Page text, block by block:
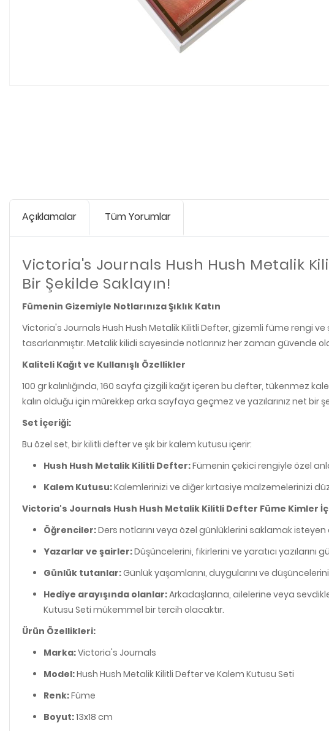
Açıklamalar Tüm Yorumlar
Victoria's Journals Hush Hush Metalik
Bir Şekilde Saklayın!
Fümenin Gizemiyle Notlarınıza Şıklık Katın
Victoria's Journals Hush Hush Metalik Kilitli Defter, gizemli füme rengi ve
tasarlanmıştır. Metalik kilidi sayesinde notlarınız her zaman güvende
Kaliteli Kağıt ve Kullanışlı Özellikler
100 gr kalınlığında, 160 sayfa çizgili kağıt içeren bu defter, tükenmez
kalın olduğu için mürekkep arka sayfaya geçmez ve yazılarınız net bir
Set İçeriği:
Bu özel set, bir kilitli defter ve şık bir kalem kutusu içerir:
Hush Hush Metalik Kilitli Defter:Fümenin çekici rengiyle özel
Kalem Kutusu:Kalemlerinizi ve diğer kırtasiye malzemelerinizi
Victoria's Journals Hush Hush Metalik Kilitli Defter Füme Kimler
Öğrenciler:Ders notlarını veya özel günlüklerini saklamak
Yazarlar ve şairler:Düşüncelerini, fikirlerini ve yaratıcı
Günlük tutanlar:Günlük yaşamlarını, duygularını ve
Hediye arayışında olanlar:Arkadaşlarına, ailelerine veya
Kutusu Seti mükemmel bir tercih olacaktır.
Ürün Özellikleri:
Marka:Victoria's Journals
Model:Hush Hush Metalik Kilitli Defter ve Kalem Kutusu Seti
Renk:Füme
Boyut:13x18 cm